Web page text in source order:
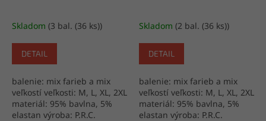
Skladom (3 bal. (36 ks))
DETAIL
balenie: mix farieb a mix
veľkostí veľkosti: M, L, XL, 2XL
materiál: 95% bavlna, 5%
elastan výroba: P.R.C.
Skladom (2 bal. (36 ks))
DETAIL
balenie: mix farieb a mix
veľkostí veľkosti: M, L, XL, 2XL
materiál: 95% bavlna, 5%
elastan výroba: P.R.C.